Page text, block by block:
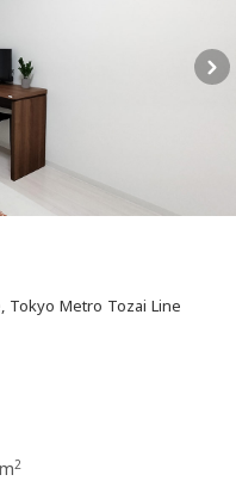
Tokyo Metro Tozai Line
2